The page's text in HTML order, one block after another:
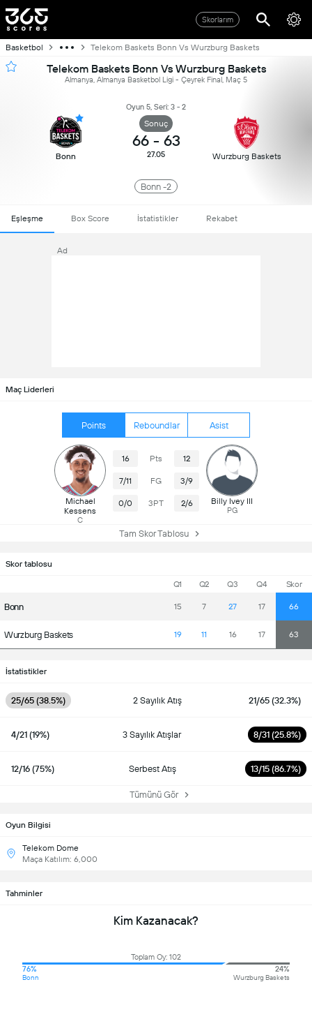
Skorlarım
Basketbol Telekom Baskets Bonn Vs Wurzburg Baskets
Telekom Baskets Bonn Vs Wurzburg Baskets
Almanya, Almanya Basketbol Ligi - Çeyrek Final, Maç 5
Oyun 5, Seri: 3 - 2
Bonn
Sonuç
66 - 63
27.05 Wurzburg Baskets
Bonn -2
Eşleşme Box Score İstatistikler Rekabet
Ad
Skor tablosu
Q1 Q2 Q3 Q4 Skor
Bonn 15 7 27 17 66
Wurzburg Baskets 19 11 16 17 63
Maç Liderleri
Points Reboundlar Asist
Michael
Kessens
C
16 Pts 12
7/11 FG 3/9
0/0 3PT 2/6 Billy Ivey III
PG
Tam Skor Tablosu
İstatistikler
25/65 (38.5%) 2 Sayılık Atış 21/65 (32.3%)
4/21 (19%) 3 Sayılık Atışlar 8/31 (25.8%)
12/16 (75%) Serbest Atış 13/15 (86.7%)
Tümünü Gör
Oyun Bilgisi
Telekom Dome
Maça Katılım: 6,000
Tahminler
Kim Kazanacak?
Toplam Oy: 102
76%
Bonn
24%
Wurzburg Baskets